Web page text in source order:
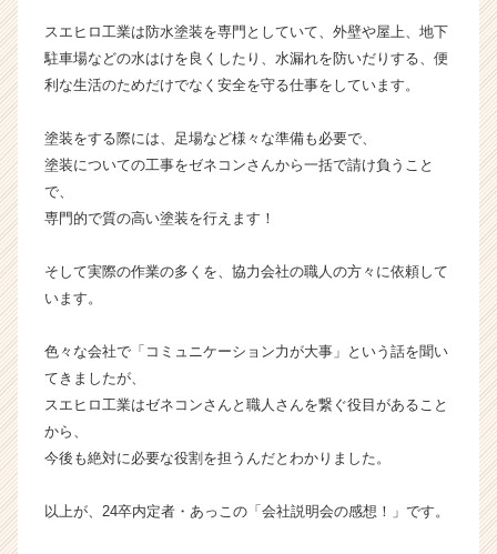
スエヒロ工業は防水塗装を専門としていて、外壁や屋上、地下
駐車場などの水はけを良くしたり、水漏れを防いだりする、便
利な生活のためだけでなく安全を守る仕事をしています。
塗装をする際には、足場など様々な準備も必要で、
塗装についての工事をゼネコンさんから一括で請け負うこと
で、
専門的で質の高い塗装を行えます！
そして実際の作業の多くを、協力会社の職人の方々に依頼して
います。
色々な会社で「コミュニケーション力が大事」という話を聞い
てきましたが、
スエヒロ工業はゼネコンさんと職人さんを繋ぐ役目があること
から、
今後も絶対に必要な役割を担うんだとわかりました。
以上が、24卒内定者・あっこの「会社説明会の感想！」です。